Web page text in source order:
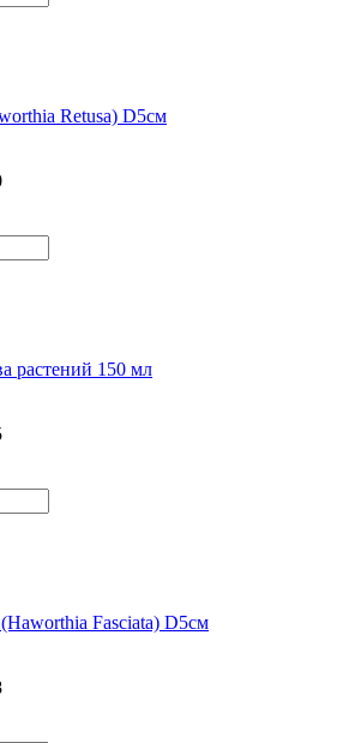
Retusa) D5см
растений 150 мл
Fasciata) D5см